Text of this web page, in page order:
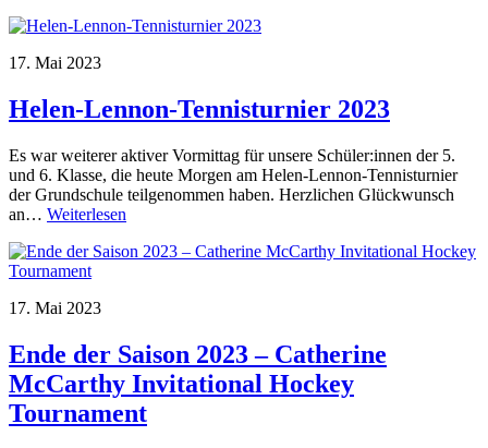
17. Mai 2023
Helen-Lennon-Tennisturnier 2023
Es war weiterer aktiver Vormittag für unsere Schüler:innen der 5.
und 6. Klasse, die heute Morgen am Helen-Lennon-Tennisturnier
der Grundschule teilgenommen haben. Herzlichen Glückwunsch
an… Weiterlesen
17. Mai 2023
Ende der Saison 2023 – Catherine
McCarthy Invitational Hockey
Tournament